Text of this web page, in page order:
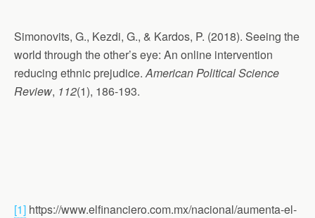
Simonovits, G., Kezdi, G., & Kardos, P. (2018). Seeing the
world through the other’s eye: An online intervention
reducing ethnic prejudice.American Political Science
Review, 112(1), 186-193.
[1] https://www.elfinanciero.com.mx/nacional/aumenta-el-